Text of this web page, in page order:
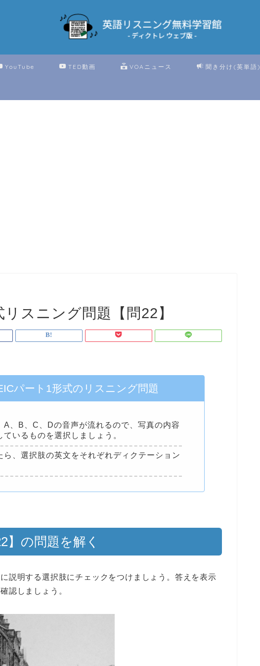
YouTube TED動画 VOAニュース 聞き分け(英単語)
スニング問題【問22】
パート1形式のリスニング問題
A、B、C、Dの音声が流れるので、写真の内容
いるものを選択しましょう。
ら、選択肢の英文をそれぞれディクテーション
】の問題を解く
説明する選択肢にチェックをつけましょう。答えを表示
認しましょう。